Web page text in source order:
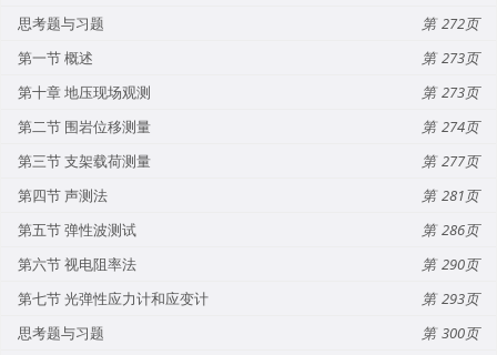
思考题与习题
272
第一节 概述
273
第十章 地压现场观测
273
第二节 围岩位移测量
274
第三节 支架载荷测量
277
第四节 声测法
281
第五节 弹性波测试
286
第六节 视电阻率法
290
第七节 光弹性应力计和应变计
293
思考题与习题
300